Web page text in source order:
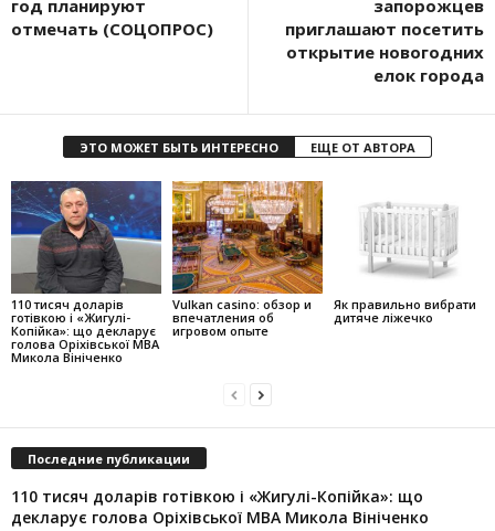
год планируют
отмечать (СОЦОПРОС)
запорожцев
приглашают посетить
открытие новогодних
елок города
ЭТО МОЖЕТ БЫТЬ ИНТЕРЕСНО ЕЩЕ ОТ АВТОРА
110 тисяч доларів
готівкою і «Жигулі-
Копійка»: що декларує
голова Оріхівської МВА
Микола Вініченко
Vulkan casino: обзор и
впечатления об
игровом опыте
Як правильно вибрати
дитяче ліжечко
Последние публикации
110 тисяч доларів готівкою і «Жигулі-Копійка»: що
декларує голова Оріхівської МВА Микола Вініченко